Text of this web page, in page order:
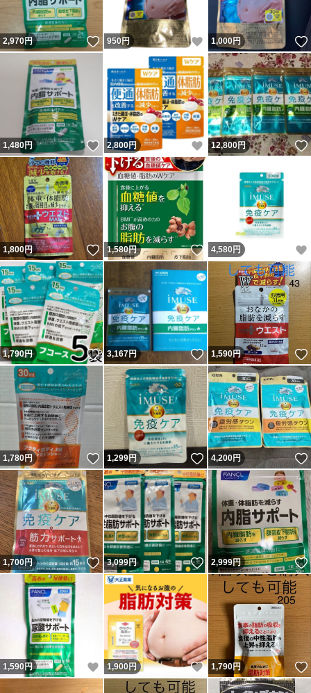
2,970円 いいね！
950円 いいね！
1,000円
1,480円 いいね！
2,800円 いいね！
12,800円
1,800円 いいね！
1,580円 いいね！
4,580 円
1,790円 いいね！
3,167円 いいね！
1,590円
1,780円 いいね！
1,299円 いいね！
4,200円
1,700円 いいね！
3,099円 いいね！
2,999円
1,590円 いいね！
1,900円 いいね！
1,790円